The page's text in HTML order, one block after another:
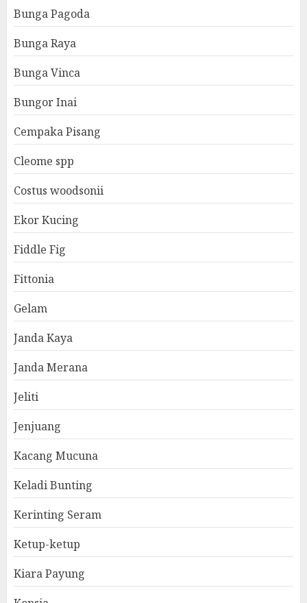
Bunga Pagoda
Bunga Raya
Bunga Vinca
Bungor Inai
Cempaka Pisang
Cleome spp
Costus woodsonii
Ekor Kucing
Fiddle Fig
Fittonia
Gelam
Janda Kaya
Janda Merana
Jeliti
Jenjuang
Kacang Mucuna
Keladi Bunting
Kerinting Seram
Ketup-ketup
Kiara Payung